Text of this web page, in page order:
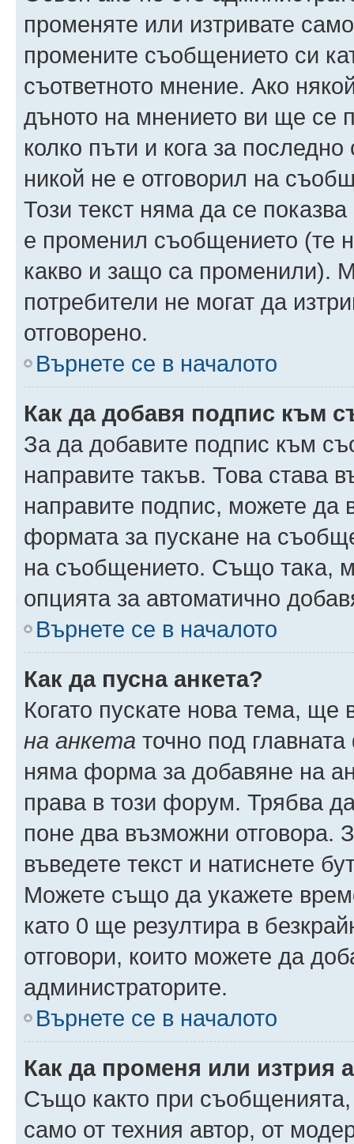
променяте или изтривате
промените съобщението си
съответното мнение. Ако
дъното на мнението ви ще се
колко пъти и кога за
никой не е отговорил на
Този текст няма да се
е променил съобщението (те
какво и защо са променили).
потребители не могат да
отговорено.
Върнете се в началото
Как да добавя подпис към
За да добавите подпис към
направите такъв. Това
направите подпис, можете да
формата за пускане на
на съобщението. Също така,
опцията за автоматично
Върнете се в началото
Как да пусна анкета?
Когато пускате нова тема,
на анкета точно под
няма форма за добавяне на
права в този форум. Трябва
поне два възможни отговора.
въведете текст и натиснете
Можете също да укажете
като 0 ще резултира в
отговори, които можете да
администраторите.
Върнете се в началото
Как да променя или изтрия
Също както при съобщенията,
само от техния автор, от